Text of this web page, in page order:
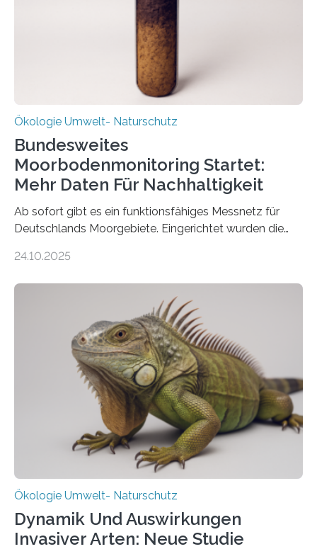
ist ab sofort im Leipziger Stadtgebiet…
Ökologie Umwelt- Naturschutz
Bundesweites
Moorbodenmonitoring Startet:
Mehr Daten Für Nachhaltigkeit
Ab sofort gibt es ein funktionsfähiges Messnetz für
Deutschlands Moorgebiete. Eingerichtet wurden die
vergangenen fünf Jahren von Wissenschaftlerinnen
heutigen Donnerstag übergeben sie ihren Bericht zur
Aufbauphase an den Auftraggeber, das
Bundesministerium für Landwirtschaft, Ernährung und
Heimat. Braunschweig/Eberswalde (23. Oktober 2025).
Ein Netz aus 155 Messstationen spannt sich neuerdings
über Deutschlands Moorböden. Eingerichtet wurden sie
in den vergangenen fünf Jahren von
Wissenschaftlerinnen und Wissenschaftlern des
Thünen-Instituts für Agrarklimaschutz…
24.10.2025
Ökologie Umwelt- Naturschutz
Dynamik Und Auswirkungen
Invasiver Arten: Neue Studie